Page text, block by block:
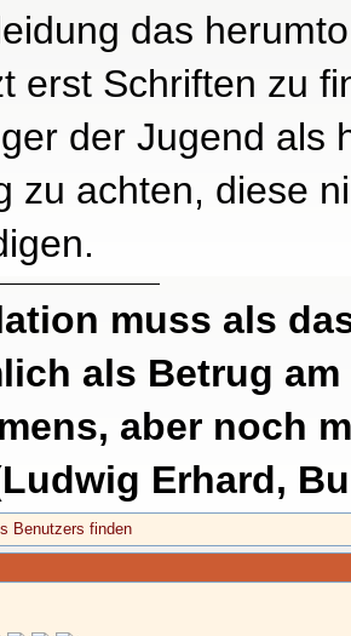
das
erst Schriften zu
der Jugend als
zu achten, diese
muss als
als Betrug
aber noch
Erhard,